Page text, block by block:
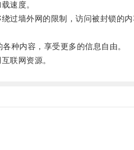
速度。
过墙外网的限制，访问被封锁的
种内容，享受更多的信息自由。
联网资源。